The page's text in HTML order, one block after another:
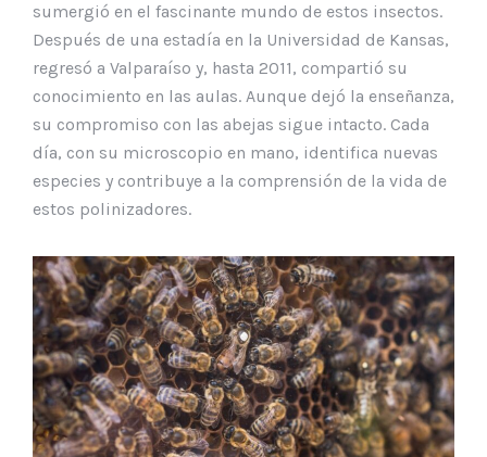
sumergió en el fascinante mundo de estos insectos.
Después de una estadía en la Universidad de Kansas,
regresó a Valparaíso y, hasta 2011, compartió su
conocimiento en las aulas. Aunque dejó la enseñanza,
su compromiso con las abejas sigue intacto. Cada
día, con su microscopio en mano, identifica nuevas
especies y contribuye a la comprensión de la vida de
estos polinizadores.